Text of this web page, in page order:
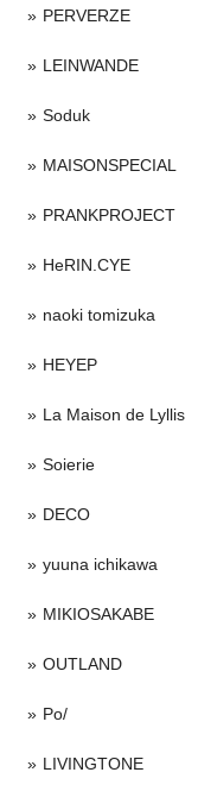
PERVERZE
LEINWANDE
Soduk
MAISONSPECIAL
PRANKPROJECT
HeRIN.CYE
naoki tomizuka
HEYEP
La Maison de Lyllis
Soierie
DECO
yuuna ichikawa
MIKIOSAKABE
OUTLAND
Po/
LIVINGTONE